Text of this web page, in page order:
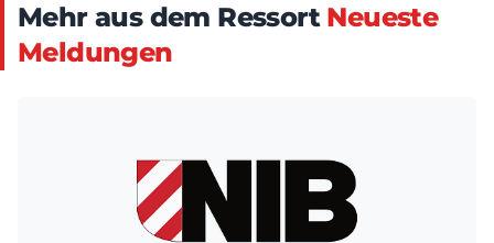
Mehr aus dem Ressort Neueste
Meldungen